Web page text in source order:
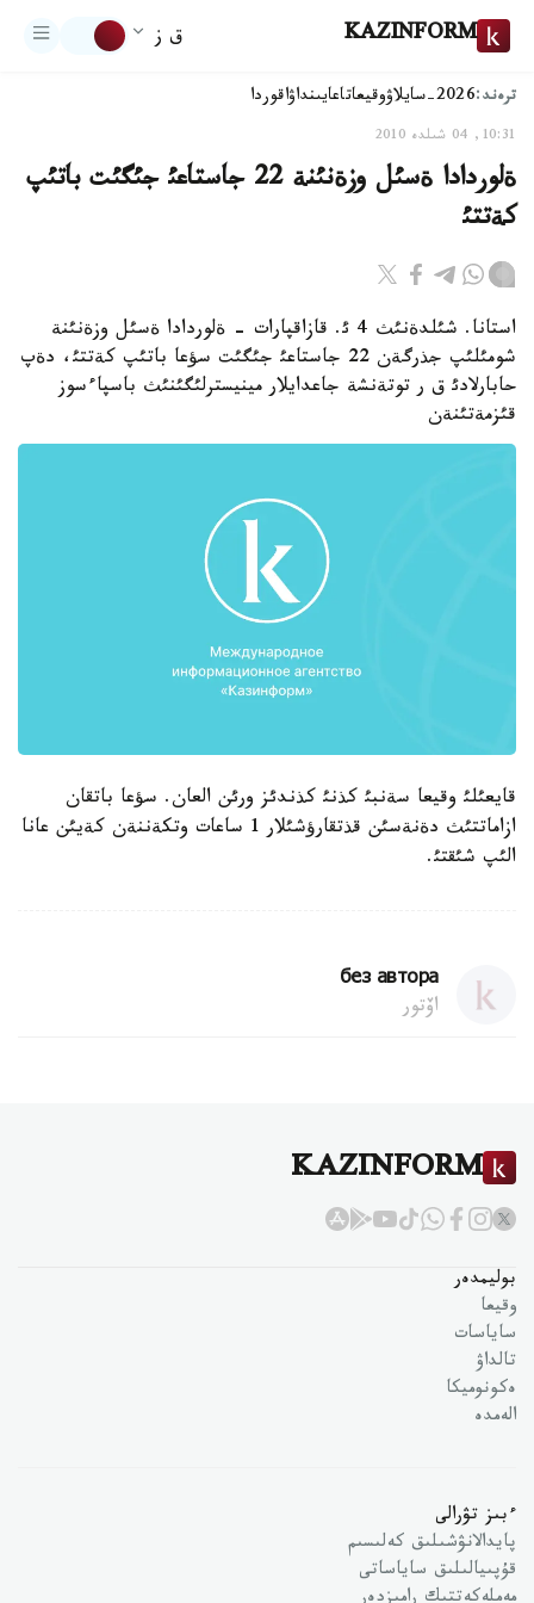
KAZINFORM ق ز
ترەند:2026-سايلاۋ وقيعاتاعايىنداۋاقوردا
10:31, 04 شىلدە 2010
ةلوردادا ةسئل وزةنئنة 22 جاستاعئ جئگئت باتئپ
كةتتئ
استانا. شئلدةنئث 4 ئ. قازاقپارات - ةلوردادا ةسئل وزةنئنة
شومئلئپ جذرگةن 22 جاستاعئ جئگئت سؤعا باتئپ كةتتئ، دةپ
حابارلادئ ق ر توتةنشة جاعدايلار مينيسترلئگئنئث باسپاءسوز
قئزمةتئنةن
قايعئلئ وقيعا سةنبئ كذنئ كذندئز ورئن العان. سؤعا باتقان
ازاماتتئث دةنةسئن قذتقارؤشئلار 1 ساعات وتكةننةن كةيئن عانا
الئپ شئقتئ.
без автора
اۆتور
KAZINFORM
بوليمدەر
وقيعا
ساياسات
تالداۋ
ەكونوميكا
الەمدە
ءبىز تۋرالى
پايدالانۋشىلىق كەلىسىم
قۇپىيالىلىق ساياساتى